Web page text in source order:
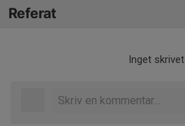
Referat
Inget skrivet